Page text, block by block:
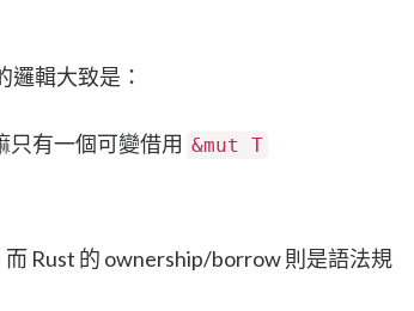
邏輯大致是：
只有一個可變借用 &mut T
Rust 的 ownership/borrow 則是語法規